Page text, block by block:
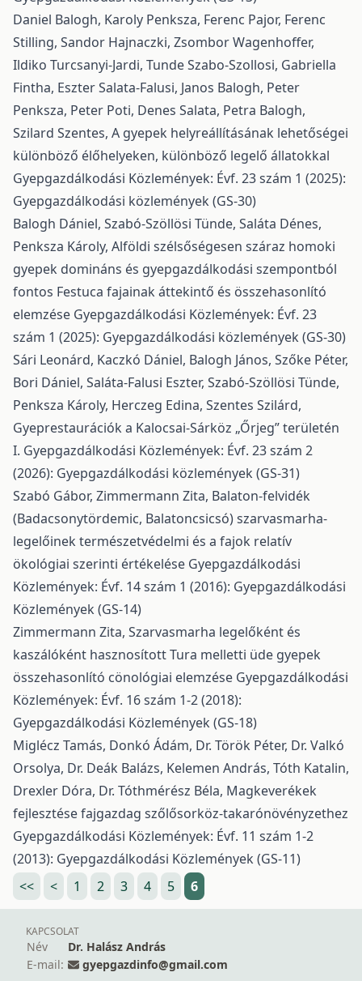
Daniel Balogh, Karoly Penksza, Ferenc Pajor, Ferenc
Stilling, Sandor Hajnaczki, Zsombor Wagenhoffer,
Ildiko Turcsanyi-Jardi, Tunde Szabo-Szollosi, Gabriella
Fintha, Eszter Salata-Falusi, Janos Balogh, Peter
Penksza, Peter Poti, Denes Salata, Petra Balogh,
Szilard Szentes, A gyepek helyreállításának lehetőségei
különböző élőhelyeken, különböző legelő állatokkal
Gyepgazdálkodási Közlemények: Évf. 23 szám 1 (2025):
Gyepgazdálkodási közlemények (GS-30)
Balogh Dániel, Szabó-Szöllösi Tünde, Saláta Dénes,
Penksza Károly, Alföldi szélsőségesen száraz homoki
gyepek domináns és gyepgazdálkodási szempontból
fontos Festuca fajainak áttekintő és összehasonlító
elemzése Gyepgazdálkodási Közlemények: Évf. 23
szám 1 (2025): Gyepgazdálkodási közlemények (GS-30)
Sári Leonárd, Kaczkó Dániel, Balogh János, Szőke Péter,
Bori Dániel, Saláta-Falusi Eszter, Szabó-Szöllösi Tünde,
Penksza Károly, Herczeg Edina, Szentes Szilárd,
Gyeprestaurációk a Kalocsai-Sárköz „Őrjeg” területén
I. Gyepgazdálkodási Közlemények: Évf. 23 szám 2
(2026): Gyepgazdálkodási közlemények (GS-31)
Szabó Gábor, Zimmermann Zita, Balaton-felvidék
(Badacsonytördemic, Balatoncsicsó) szarvasmarha-
legelőinek természetvédelmi és a fajok relatív
ökológiai szerinti értékelése Gyepgazdálkodási
Közlemények: Évf. 14 szám 1 (2016): Gyepgazdálkodási
Közlemények (GS-14)
Zimmermann Zita, Szarvasmarha legelőként és
kaszálóként hasznosított Tura melletti üde gyepek
összehasonlító cönológiai elemzése Gyepgazdálkodási
Közlemények: Évf. 16 szám 1-2 (2018):
Gyepgazdálkodási Közlemények (GS-18)
Miglécz Tamás, Donkó Ádám, Dr. Török Péter, Dr. Valkó
Orsolya, Dr. Deák Balázs, Kelemen András, Tóth Katalin,
Drexler Dóra, Dr. Tóthmérész Béla, Magkeverékek
fejlesztése fajgazdag szőlősorköz-takarónövényzethez
Gyepgazdálkodási Közlemények: Évf. 11 szám 1-2
(2013): Gyepgazdálkodási Közlemények (GS-11)
<<
< 1 2 3 4 5 6
KAPCSOLAT
Név
Dr. Halász András
E-mail:
gyepgazdinfo@gmail.com